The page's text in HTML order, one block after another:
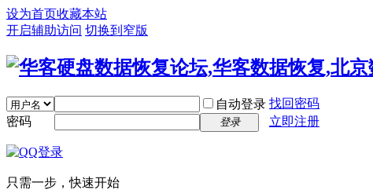
设为首页收藏本站
开启辅助访问 切换到窄版
自动登录 找回密码
密码
登录 立即注册
只需一步，快速开始